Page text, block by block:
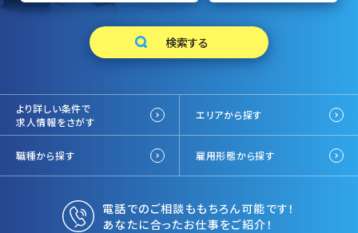
より詳しい条件で
求人情報をさがす
エリアから探す
職種から探す 雇用形態から探す
電話でのご相談ももちろん可能です！
あなたに合ったお仕事をご紹介！